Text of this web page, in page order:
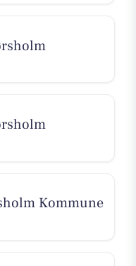
Kommune